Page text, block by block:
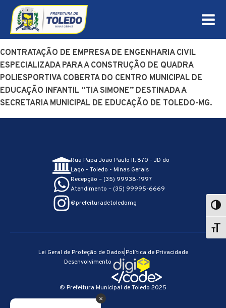
CONTRATAÇÃO DE EMPRESA DE ENGENHARIA CIVIL
ESPECIALIZADA PARA A CONSTRUÇÃO DE QUADRA
POLIESPORTIVA COBERTA DO CENTRO MUNICIPAL DE
EDUCAÇÃO INFANTIL “TIA SIMONE” DESTINADA A
SECRETARIA MUNICIPAL DE EDUCAÇÃO DE TOLEDO-MG.
Rua Papa João Paulo II, 870 - JD do
Lago - Toledo - Minas Gerais
Recepção – (35) 99938-1997
Atendimento – (35) 99995-6669
@prefeituradetoledomg
© Prefeitura Municipal de Toledo 2025
Lei Geral de Proteção de Dados|Política de Privacidade
Desenvolvimento
×